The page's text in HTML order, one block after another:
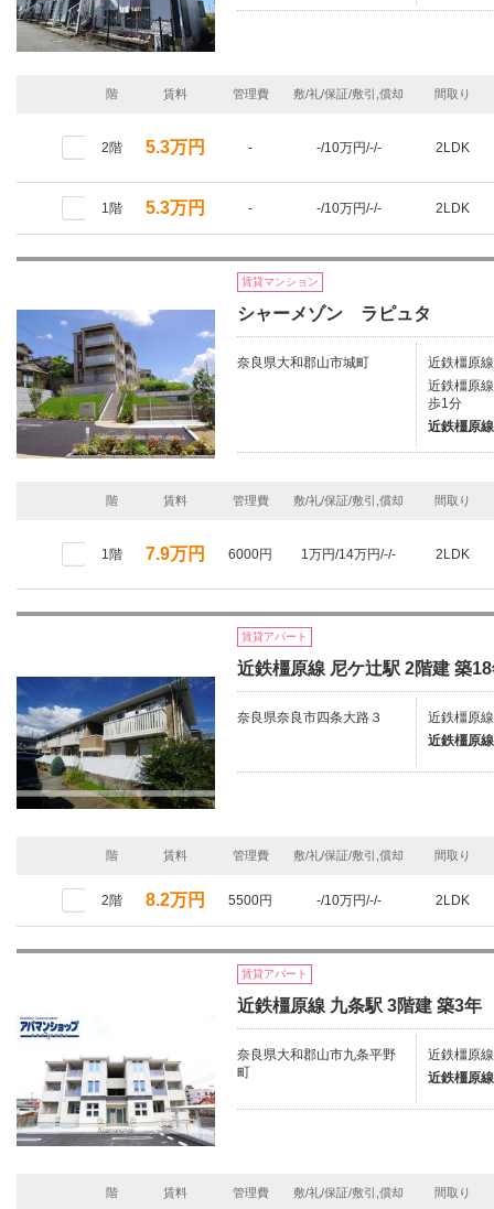
階 賃料 管理費 敷/礼/保証/敷引,償却 間取り
2階 5.3万円 - -/10万円/-/- 2LDK
1階 5.3万円 - -/10万円/-/- 2LDK
賃貸マンション
シャーメゾン ラピュタ
奈良県大和郡山市城町
近鉄橿原
近鉄橿原
歩1分
近鉄橿原
階 賃料 管理費 敷/礼/保証/敷引,償却 間取り
1階 7.9万円 6000円 1万円/14万円/-/- 2LDK
賃貸アパート
近鉄橿原線 尼ケ辻駅 2階建 築
奈良県奈良市四条大路３
近鉄橿原
近鉄橿原
階 賃料 管理費 敷/礼/保証/敷引,償却 間取り
2階 8.2万円 5500円 -/10万円/-/- 2LDK
賃貸アパート
近鉄橿原線 九条駅 3階建 築3年
奈良県大和郡山市九条平野
町
近鉄橿原
近鉄橿原
階 賃料 管理費 敷/礼/保証/敷引,償却 間取り